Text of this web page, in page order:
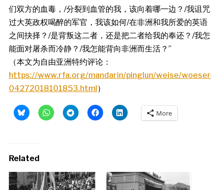
们双方的血毒，/分裂到血管的我，该向着哪一边？/我诅咒
过大英政权喝醉的军官，我该如何/在非洲和我所爱的英语
之间抉择？/是背叛这二者，还是把二者给我的奉还？/我怎
能面对屠杀而冷静？/我怎能背向非洲而生活？”
（本文为自由亚洲特约评论：
https://www.rfa.org/mandarin/pinglun/weise/woeser-
04272018101853.html）
More
Related